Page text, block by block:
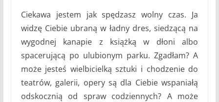
Ciekawa jestem jak spędzasz wolny czas. Ja
widzę Ciebie ubraną w ładny dres, siedzącą na
wygodnej kanapie z książką w dłoni albo
spacerującą po ulubionym parku. Zgadłam? A
może jesteś wielbicielką sztuki i chodzenie do
teatrów, galerii, opery są dla Ciebie wspaniałą
odskocznią od spraw codziennych? A może